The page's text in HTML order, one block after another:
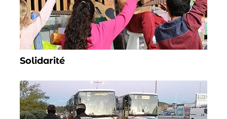
Solidarité